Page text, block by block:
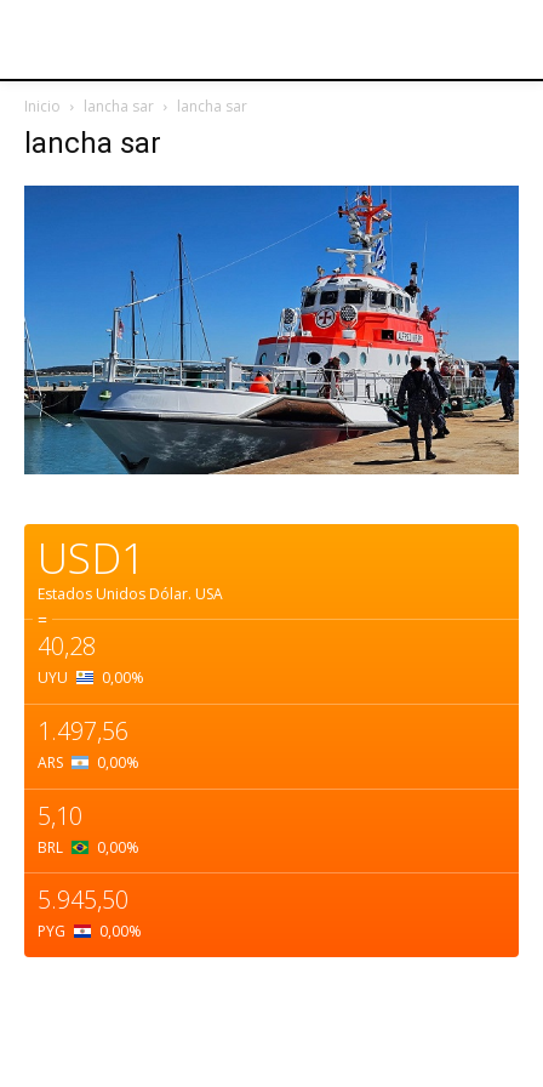
Inicio lancha sar lancha sar
lancha sar
USD1
Estados Unidos Dólar. USA
=
40,28
UYU 0,00%
1.497,56
ARS 0,00%
5,10
BRL 0,00%
5.945,50
PYG 0,00%